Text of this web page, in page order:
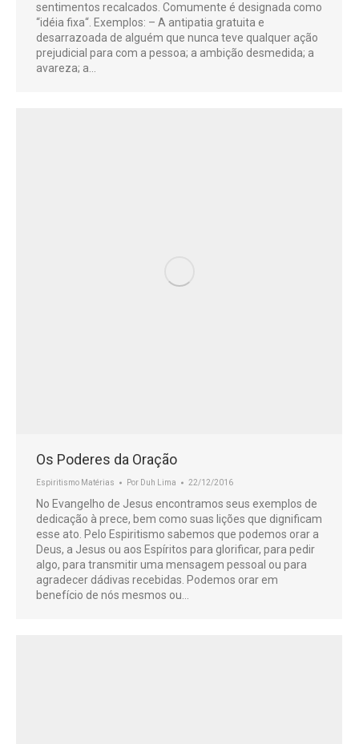
sentimentos recalcados. Comumente é designada como
“idéia fixa“. Exemplos: – A antipatia gratuita e
desarrazoada de alguém que nunca teve qualquer ação
prejudicial para com a pessoa; a ambição desmedida; a
avareza; a…
Os Poderes da Oração
Espiritismo Matérias Por Duh Lima 22/12/2016
No Evangelho de Jesus encontramos seus exemplos de
dedicação à prece, bem como suas lições que dignificam
esse ato. Pelo Espiritismo sabemos que podemos orar a
Deus, a Jesus ou aos Espíritos para glorificar, para pedir
algo, para transmitir uma mensagem pessoal ou para
agradecer dádivas recebidas. Podemos orar em
benefício de nós mesmos ou…